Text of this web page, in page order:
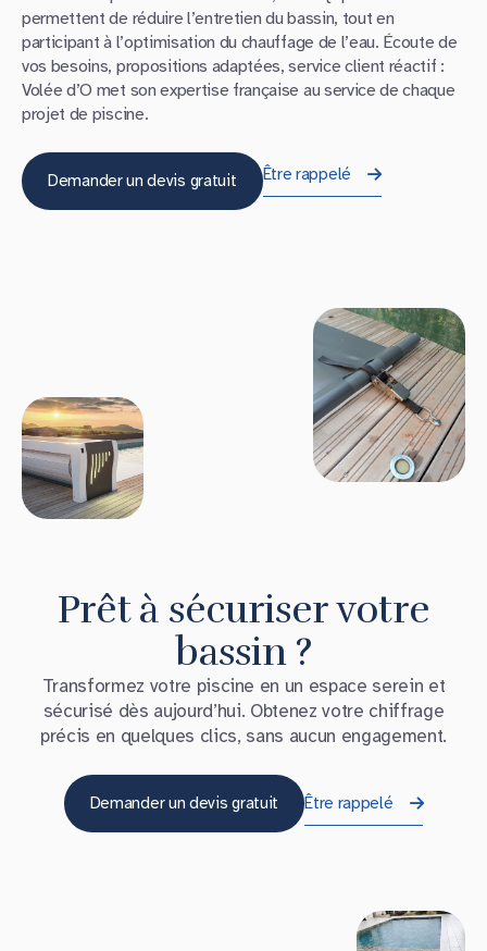
permettent de réduire l’entretien du bassin, tout en
participant à l’optimisation du chauffage de l’eau. Écoute de
vos besoins, propositions adaptées, service client réactif :
Volée d’O met son expertise française au service de chaque
projet de piscine.
Demander un devis gratuit Être rappelé
Prêt à sécuriser votre
bassin ?
Transformez votre piscine en un espace serein et
sécurisé dès aujourd’hui. Obtenez votre chiffrage
précis en quelques clics, sans aucun engagement.
Demander un devis gratuit Être rappelé